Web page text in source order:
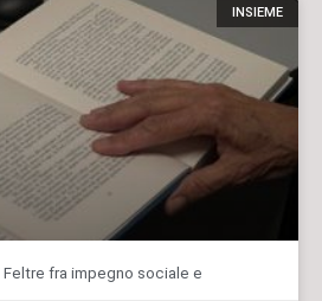
INSIEME
Feltre fra impegno sociale e